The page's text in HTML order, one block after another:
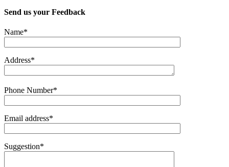
Send us your Feedback
Name*
Address*
Phone Number*
Email address*
Suggestion*